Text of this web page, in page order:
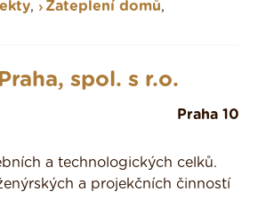
, Zateplení domů,
spol. s r.o.
Praha 10
a technologických celků.
a projekčních činností